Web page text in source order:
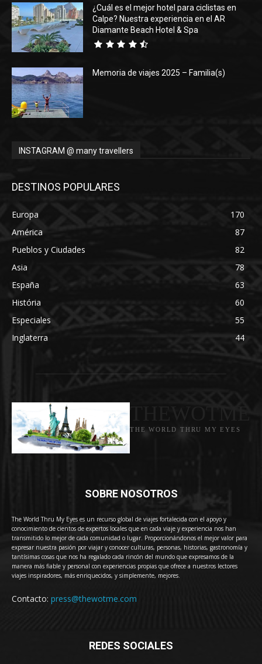
¿Cuál es el mejor hotel para ciclistas en
Calpe? Nuestra experiencia en el AR
Diamante Beach Hotel & Spa
Memoria de viajes 2025 – Familia(s)
INSTAGRAM @ many travellers
DESTINOS POPULARES
Europa
170
América
87
Pueblos y Ciudades
82
Asia
78
España
63
História
60
Especiales
55
Inglaterra
44
THE WORLD THRU MY EYES
SOBRE NOSOTROS
The World Thru My Eyes es un recurso global de viajes fortalecida con el apoyo y
conocimiento de cientos de expertos locales que en cada viaje y experiencia nos han
transmitido lo mejor de cada comunidad o lugar. Proporcionándonos el mejor valor para
expresar nuestra pasión por viajar y conocer culturas, personas, historias, gastronomía y
tantísimas cosas que nos ha regalado cada rincón del mundo que expresamos de la
manera más fiable y personal con experiencias propias que ofrece a nuestros lectores
viajes inspiradores, más enriquecidos, y simplemente, mejores.
Contacto: press@thewotme.com
REDES SOCIALES